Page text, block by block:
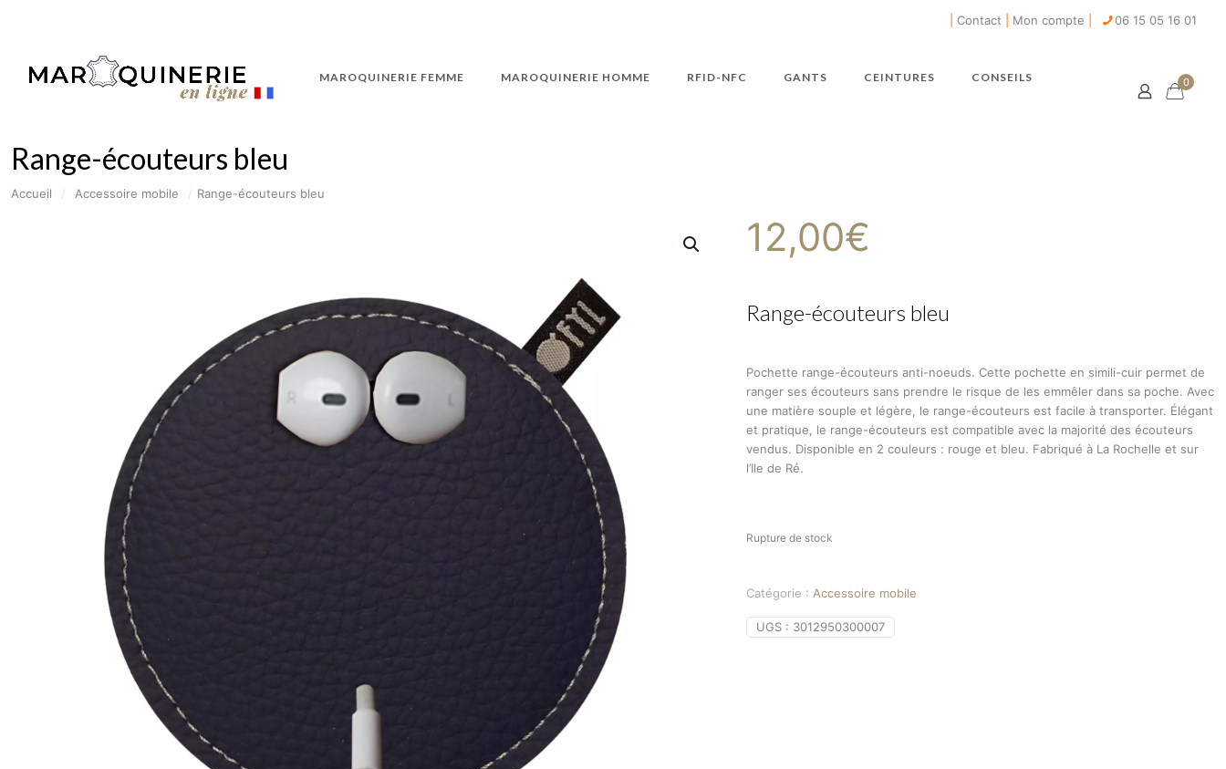
Contact Mon compte 06 15 05 16 01
MAROQUINERIE FEMME MAROQUINERIE HOMME RFID-NFC GANTS CEINTURES CONSEILS 0
Range-écouteurs bleu
Accueil / Accessoire mobile / Range-écouteurs bleu
12,00€
Range-écouteurs bleu
Pochette range-écouteurs anti-noeuds. Cette pochette en simili-cuir permet de
ranger ses écouteurs sans prendre le risque de les emmêler dans sa poche. Avec
une matière souple et légère, le range-écouteurs est facile à transporter. Élégant
et pratique, le range-écouteurs est compatible avec la majorité des écouteurs
vendus. Disponible en 2 couleurs : rouge et bleu. Fabriqué à La Rochelle et sur
l’Ile de Ré.
Rupture de stock
Catégorie : Accessoire mobile
UGS : 3012950300007